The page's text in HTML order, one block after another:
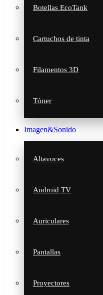
Botellas EcoTank
Cartuchos de tinta
Filamentos 3D
Tóner
Imagen&Sonido
Altavoces
Android TV
Auriculares
Pantallas
Proyectores